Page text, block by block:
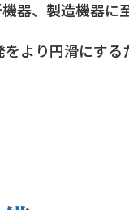
器、製造機器
より円滑にす